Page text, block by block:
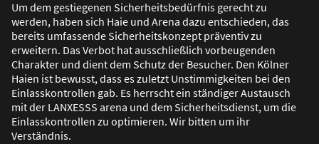
Um dem gestiegenen Sicherheitsbedürfnis gerecht zu
werden, haben sich Haie und Arena dazu entschieden, das
bereits umfassende Sicherheitskonzept präventiv zu
erweitern. Das Verbot hat ausschließlich vorbeugenden
Charakter und dient dem Schutz der Besucher. Den Kölner
Haien ist bewusst, dass es zuletzt Unstimmigkeiten bei den
Einlasskontrollen gab. Es herrscht ein ständiger Austausch
mit der LANXESSS arena und dem Sicherheitsdienst, um die
Einlasskontrollen zu optimieren. Wir bitten um ihr
Verständnis.